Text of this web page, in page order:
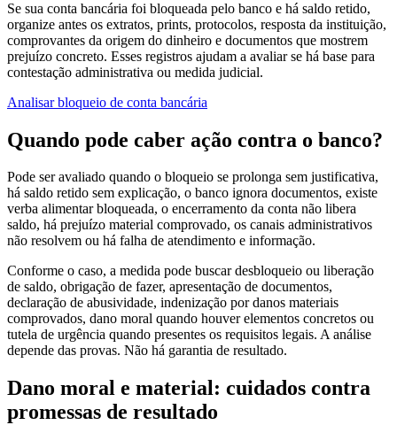
Se sua conta bancária foi bloqueada pelo banco e há saldo retido,
organize antes os extratos, prints, protocolos, resposta da instituição,
comprovantes da origem do dinheiro e documentos que mostrem
prejuízo concreto. Esses registros ajudam a avaliar se há base para
contestação administrativa ou medida judicial.
Analisar bloqueio de conta bancária
Quando pode caber ação contra o banco?
Pode ser avaliado quando o bloqueio se prolonga sem justificativa,
há saldo retido sem explicação, o banco ignora documentos, existe
verba alimentar bloqueada, o encerramento da conta não libera
saldo, há prejuízo material comprovado, os canais administrativos
não resolvem ou há falha de atendimento e informação.
Conforme o caso, a medida pode buscar desbloqueio ou liberação
de saldo, obrigação de fazer, apresentação de documentos,
declaração de abusividade, indenização por danos materiais
comprovados, dano moral quando houver elementos concretos ou
tutela de urgência quando presentes os requisitos legais. A análise
depende das provas. Não há garantia de resultado.
Dano moral e material: cuidados contra
promessas de resultado